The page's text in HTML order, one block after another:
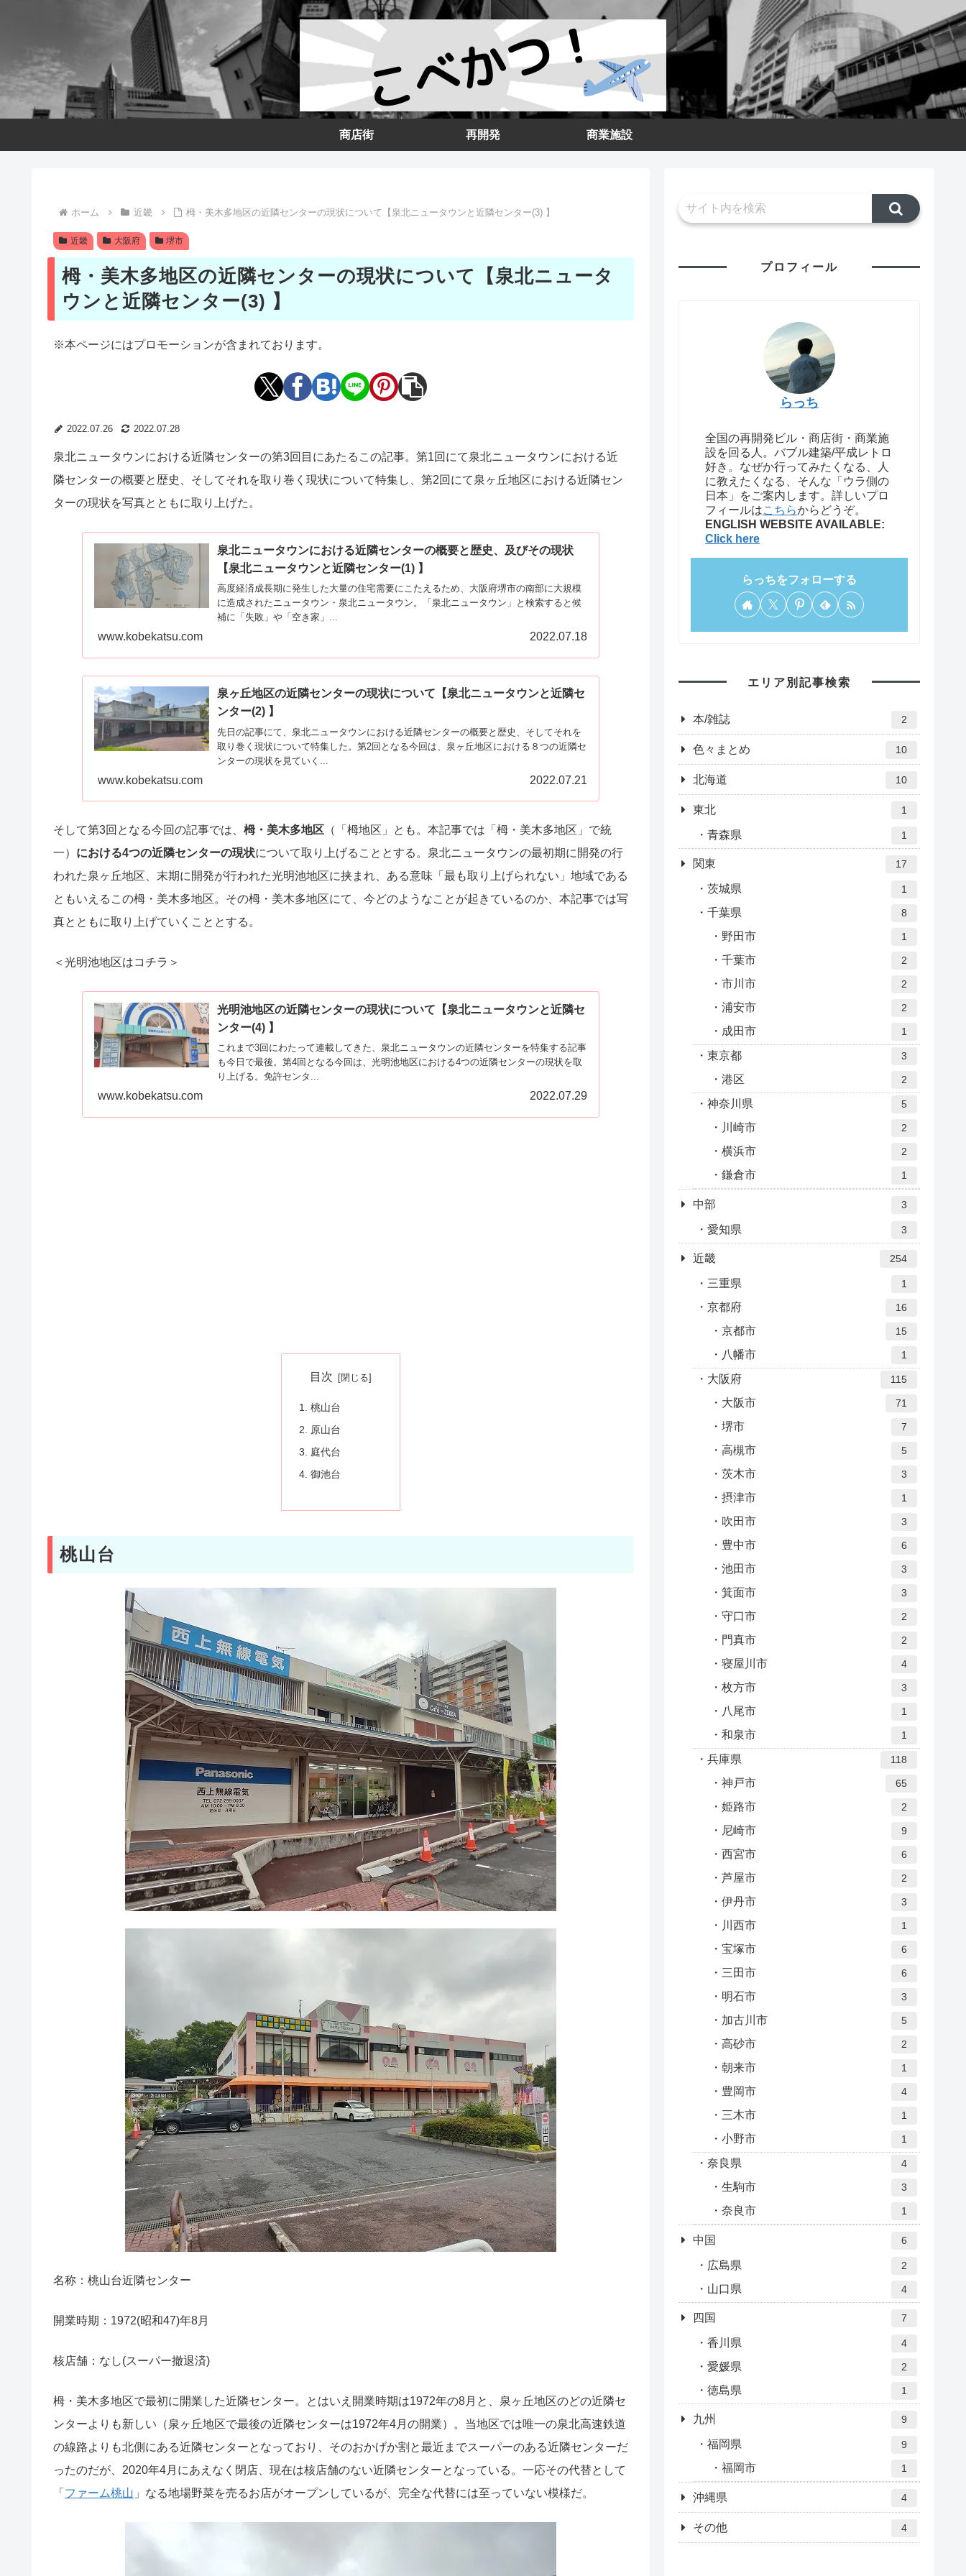
商店街 再開発 商業施設
ホーム 近畿 栂・美木多地区の近隣センターの現状について【泉北ニュータウンと近隣センター(3) 】
近畿 大阪府 堺市
栂・美木多地区の近隣センターの現状について【泉北ニュータ
ウンと近隣センター(3) 】
※本ページにはプロモーションが含まれております。
2022.07.26 2022.07.28
泉北ニュータウンにおける近隣センターの第3回目にあたるこの記事。第1回にて泉北ニュータウンにおける近
隣センターの概要と歴史、そしてそれを取り巻く現状について特集し、第2回にて泉ヶ丘地区における近隣セン
ターの現状を写真とともに取り上げた。
泉北ニュータウンにおける近隣センターの概要と歴史、及びその現状
【泉北ニュータウンと近隣センター(1) 】
高度経済成長期に発生した大量の住宅需要にこたえるため、大阪府堺市の南部に大規模
に造成されたニュータウン・泉北ニュータウン。「泉北ニュータウン」と検索すると候
補に「失敗」や「空き家」...
www.kobekatsu.com 2022.07.18
泉ヶ丘地区の近隣センターの現状について【泉北ニュータウンと近隣セ
ンター(2) 】
先日の記事にて、泉北ニュータウンにおける近隣センターの概要と歴史、そしてそれを
取り巻く現状について特集した。第2回となる今回は、泉ヶ丘地区における８つの近隣セ
ンターの現状を見ていく...
www.kobekatsu.com 2022.07.21
そして第3回となる今回の記事では、 栂・美木多地区 （「栂地区」とも。本記事では「栂・美木多地区」で統
一） における4つの近隣センターの現状について取り上げることとする。泉北ニュータウンの最初期に開発の行
われた泉ヶ丘地区、末期に開発が行われた光明池地区に挟まれ、ある意味「最も取り上げられない」地域である
ともいえるこの栂・美木多地区。その栂・美木多地区にて、今どのようなことが起きているのか、本記事では写
真とともに取り上げていくこととする。
＜光明池地区はコチラ＞
光明池地区の近隣センターの現状について【泉北ニュータウンと近隣セ
ンター(4) 】
これまで3回にわたって連載してきた、泉北ニュータウンの近隣センターを特集する記事
も今日で最後。第4回となる今回は、光明池地区における4つの近隣センターの現状を取
り上げる。免許センタ...
www.kobekatsu.com 2022.07.29
目次
桃山台
原山台
庭代台
御池台
桃山台
名称：桃山台近隣センター
開業時期：1972(昭和47)年8月
核店舗：なし(スーパー撤退済)
栂・美木多地区で最初に開業した近隣センター。とはいえ開業時期は1972年の8月と、泉ヶ丘地区のどの近隣セ
ンターよりも新しい（泉ヶ丘地区で最後の近隣センターは1972年4月の開業）。当地区では唯一の泉北高速鉄道
の線路よりも北側にある近隣センターとなっており、そのおかげか割と最近までスーパーのある近隣センターだ
ったのだが、2020年4月にあえなく閉店、現在は核店舗のない近隣センターとなっている。一応その代替として
「 ファーム桃山 」なる地場野菜を売るお店がオープンしているが、完全な代替には至っていない模様だ。
プロフィール
らっち
全国の再開発ビル・商店街・商業施
設を回る人。バブル建築/平成レトロ
好き。なぜか行ってみたくなる、人
に教えたくなる、そんな「ウラ側の
日本」をご案内します。詳しいプロ
フィールはこちらからどうぞ。
ENGLISH WEBSITE AVAILABLE:
Click here
らっちをフォローする
エリア別記事検索
本/雑誌 2
色々まとめ 10
北海道 10
東北 1
青森県 1
関東 17
茨城県 1
千葉県 8
野田市 1
千葉市 2
市川市 2
浦安市 2
成田市 1
東京都 3
港区 2
神奈川県 5
川崎市 2
横浜市 2
鎌倉市 1
中部 3
愛知県 3
近畿 254
三重県 1
京都府 16
京都市 15
八幡市 1
大阪府 115
大阪市 71
堺市 7
高槻市 5
茨木市 3
摂津市 1
吹田市 3
豊中市 6
池田市 3
箕面市 3
守口市 2
門真市 2
寝屋川市 4
枚方市 3
八尾市 1
和泉市 1
兵庫県 118
神戸市 65
姫路市 2
尼崎市 9
西宮市 6
芦屋市 2
伊丹市 3
川西市 1
宝塚市 6
三田市 6
明石市 3
加古川市 5
高砂市 2
朝来市 1
豊岡市 4
三木市 1
小野市 1
奈良県 4
生駒市 3
奈良市 1
中国 6
広島県 2
山口県 4
四国 7
香川県 4
愛媛県 2
徳島県 1
九州 9
福岡県 9
福岡市 1
沖縄県 4
その他 4